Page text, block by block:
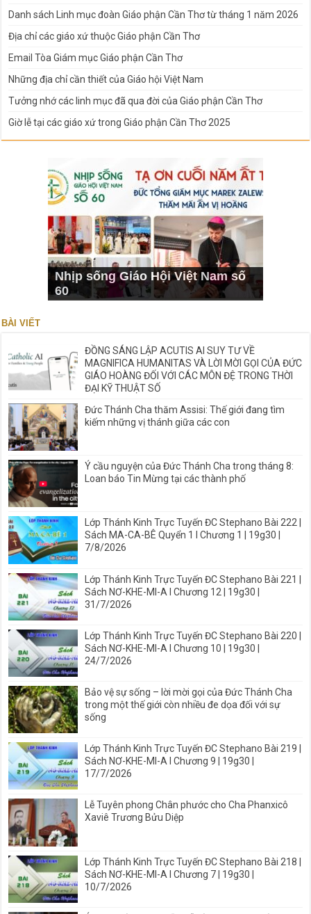
Danh sách Linh mục đoàn Giáo phận Cần Thơ từ tháng 1 năm 2026
Địa chỉ các giáo xứ thuộc Giáo phận Cần Thơ
Email Tòa Giám mục Giáo phận Cần Thơ
Những địa chỉ cần thiết của Giáo hội Việt Nam
Tưởng nhớ các linh mục đã qua đời của Giáo phận Cần Thơ
Giờ lễ tại các giáo xứ trong Giáo phận Cần Thơ 2025
Nhịp sống Giáo Hội Việt Nam số
60
BÀI VIẾT
ĐỒNG SÁNG LẬP ACUTIS AI SUY TƯ VỀ
MAGNIFICA HUMANITAS VÀ LỜI MỜI GỌI CỦA ĐỨC
GIÁO HOÀNG ĐỐI VỚI CÁC MÔN ĐỆ TRONG THỜI
ĐẠI KỸ THUẬT SỐ
Đức Thánh Cha thăm Assisi: Thế giới đang tìm
kiếm những vị thánh giữa các con
Ý cầu nguyện của Đức Thánh Cha trong tháng 8:
Loan báo Tin Mừng tại các thành phố
Lớp Thánh Kinh Trực Tuyến ĐC Stephano Bài 222 |
Sách MA-CA-BÊ Quyển 1 I Chương 1 | 19g30 |
7/8/2026
Lớp Thánh Kinh Trực Tuyến ĐC Stephano Bài 221 |
Sách NƠ-KHE-MI-A I Chương 12 | 19g30 |
31/7/2026
Lớp Thánh Kinh Trực Tuyến ĐC Stephano Bài 220 |
Sách NƠ-KHE-MI-A I Chương 10 | 19g30 |
24/7/2026
Bảo vệ sự sống – lời mời gọi của Đức Thánh Cha
trong một thế giới còn nhiều đe dọa đối với sự
sống
Lớp Thánh Kinh Trực Tuyến ĐC Stephano Bài 219 |
Sách NƠ-KHE-MI-A I Chương 9 | 19g30 |
17/7/2026
Lễ Tuyên phong Chân phước cho Cha Phanxicô
Xaviê Trương Bửu Diệp
Lớp Thánh Kinh Trực Tuyến ĐC Stephano Bài 218 |
Sách NƠ-KHE-MI-A I Chương 7 | 19g30 |
10/7/2026